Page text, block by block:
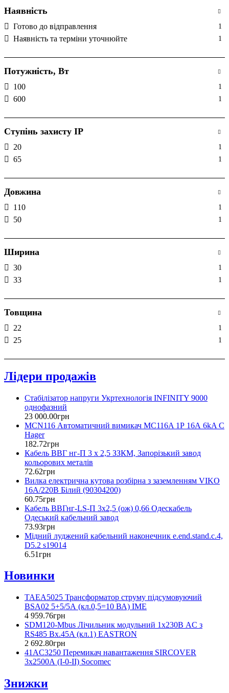
Наявність
Готово до відправлення 1
Наявність та терміни уточнюйте 1
Потужність, Вт
100 1
600 1
Ступінь захисту IP
20 1
65 1
Довжина
110 1
50 1
Ширина
30 1
33 1
Товщина
22 1
25 1
Лідери продажів
Стабілізатор напруги Укртехнологія INFINITY 9000
однофазний
23 000.00грн
MCN116 Автоматичний вимикач MC116A 1Р 16А 6kA C
Hager
182.72грн
Кабель ВВГ нг-П 3 х 2,5 ЗЗКМ, Запорізький завод
кольорових металів
72.62грн
Вилка електрична кутова розбірна з заземленням VIKO
16А/220В Білий (90304200)
60.75грн
Кабель ВВГнг-LS-П 3х2,5 (ож) 0,66 Одескабель
Одеський кабельний завод
73.93грн
Мідний луджений кабельний наконечник e.end.stand.c.4,
D5.2 s19014
6.51грн
Новинки
TAEA5025 Трансформатор струму підсумовуючий
BSA02 5+5/5А (кл.0,5=10 ВА) IME
4 959.76грн
SDM120-Mbus Лічильник модульний 1x230В AC з
RS485 Вх.45A (кл.1) EASTRON
2 692.80грн
41AC3250 Перемикач навантаження SIRCOVER
3x2500А (I-0-II) Socomec
Знижки